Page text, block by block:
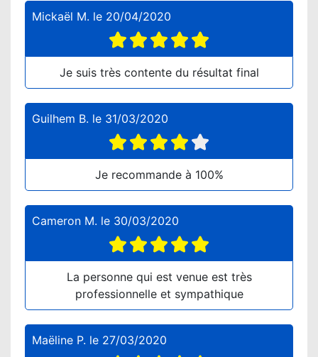
Mickaël M. le 20/04/2020
Je suis très contente du résultat final
Guilhem B. le 31/03/2020
Je recommande à 100%
Cameron M. le 30/03/2020
La personne qui est venue est très
professionnelle et sympathique
Maëline P. le 27/03/2020